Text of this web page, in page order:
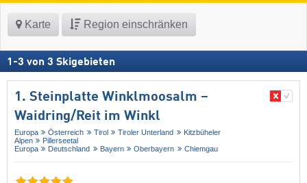
Karte Region einschränken
1 -3 von 3 Skigebieten
1. Steinplatte Winklmoosalm –
Waidring/​Reit im Winkl
Europa Österreich Tirol Tiroler Unterland
Kitzbüheler
Alpen
Pillerseetal
Europa
Deutschland Bayern Oberbayern Chiemgau